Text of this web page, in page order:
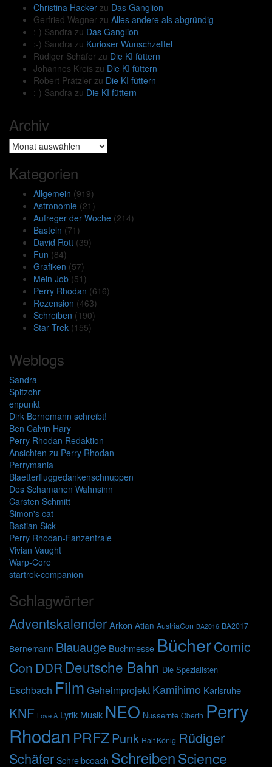
Christina Hacker zu Das Ganglion
Gerfried Wagner zu Alles andere als abgründig
:-) Sandra zu Das Ganglion
:-) Sandra zu Kurioser Wunschzettel
Rüdiger Schäfer zu Die KI füttern
Johannes Kreis zu Die KI füttern
Robert Prätzler zu Die KI füttern
:-) Sandra zu Die KI füttern
Archiv
Archiv
Kategorien
Allgemein (919)
Astronomie (21)
Aufreger der Woche (214)
Basteln (71)
David Rott (39)
Fun (84)
Grafiken (57)
Mein Job (51)
Perry Rhodan (616)
Rezension (463)
Schreiben (190)
Star Trek (155)
Weblogs
Sandra
Spitzohr
enpunkt
Dirk Bernemann schreibt!
Ben Calvin Hary
Perry Rhodan Redaktion
Ansichten zu Perry Rhodan
Perrymania
Blaetterfluggedankenschnuppen
Des Schamanen Wahnsinn
Carsten Schmitt
Simon's cat
Bastian Sick
Perry Rhodan-Fanzentrale
Vivian Vaught
Warp-Core
startrek-companion
Schlagwörter
AdventskalenderArkon Atlan AustriaCon BA2016 BA2017
Bernemann Blauauge Buchmesse BücherComic
Con DDR Deutsche Bahn Die Spezialisten
Eschbach Film Geheimprojekt Kamihimo Karlsruhe
KNF Love A Lyrik Musik NEO Nussernte Oberth Perry
Rhodan PRFZPunk Ralf König Rüdiger
Schäfer Schreibcoach SchreibenScience